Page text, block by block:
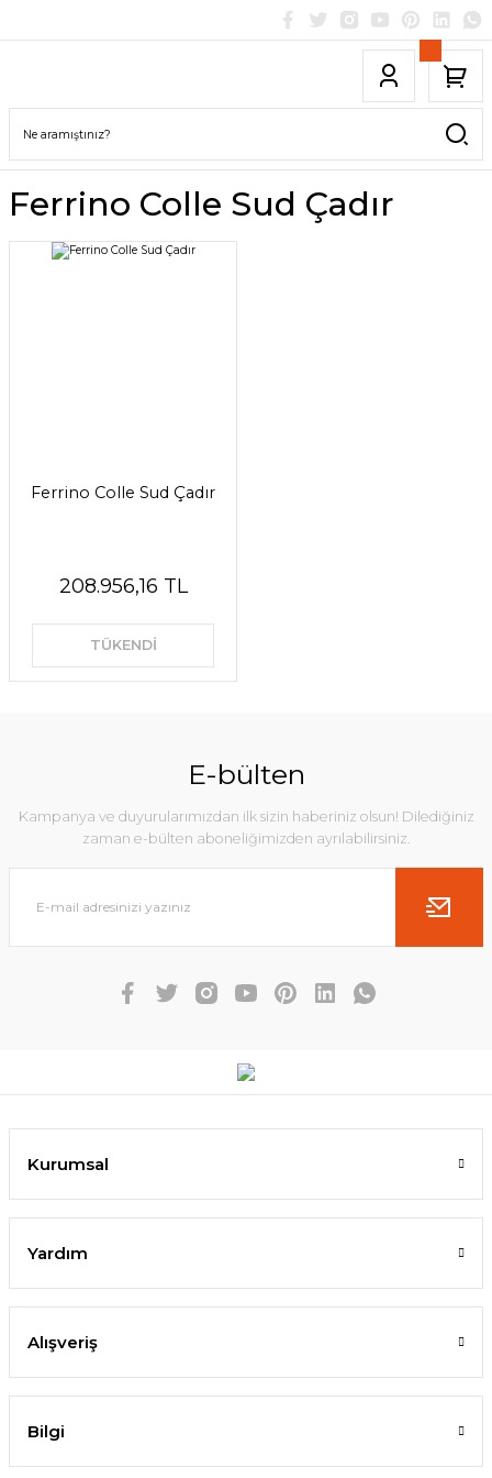
Ferrino Colle Sud Çadır
Ferrino Colle Sud Çadır
208.956,16 TL
TÜKENDİ
E-bülten
Kampanya ve duyurularımızdan ilk sizin haberiniz olsun! Dilediğiniz
zaman e-bülten aboneliğimizden ayrılabilirsiniz.
Kurumsal
Yardım
Alışveriş
Bilgi